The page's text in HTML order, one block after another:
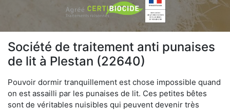
Société de traitement anti punaises
de lit à Plestan (22640)
Pouvoir dormir tranquillement est chose impossible quand
on est assailli par les punaises de lit. Ces petites bêtes
sont de véritables nuisibles qui peuvent devenir très